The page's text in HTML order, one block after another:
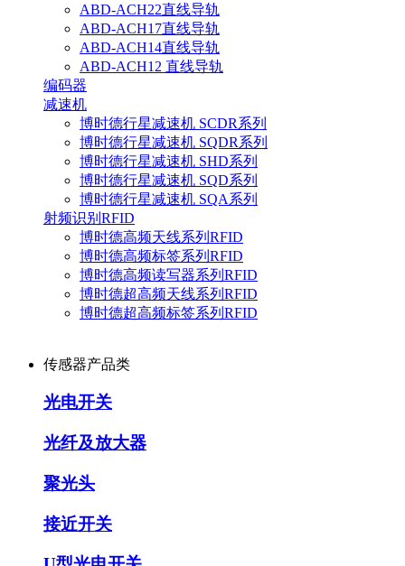
ABD-ACH22直线导轨
ABD-ACH17直线导轨
ABD-ACH14直线导轨
ABD-ACH12 直线导轨
编码器
减速机
博时德行星减速机 SCDR系列
博时德行星减速机 SQDR系列
博时德行星减速机 SHD系列
博时德行星减速机 SQD系列
博时德行星减速机 SQA系列
射频识别RFID
博时德高频天线系列RFID
博时德高频标签系列RFID
博时德高频读写器系列RFID
博时德超高频天线系列RFID
博时德超高频标签系列RFID
传感器产品类
光电开关
光纤及放大器
聚光头
接近开关